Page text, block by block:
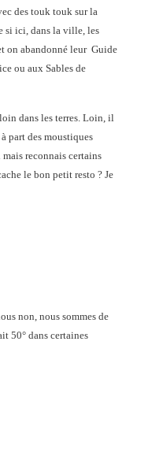
des touk touk sur la
si ici, dans la ville, les
on abandonné leur Guide
ou aux Sables de
dans les terres. Loin, il
part des moustiques
reconnais certains
le bon petit resto ? Je
non, nous sommes de
50° dans certaines